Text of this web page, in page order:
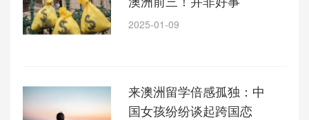
2025-01-09
来澳洲留学倍感孤独：中
国女孩纷纷谈起跨国恋